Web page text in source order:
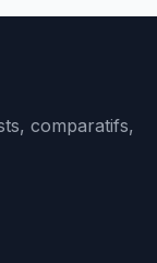
comparatifs,